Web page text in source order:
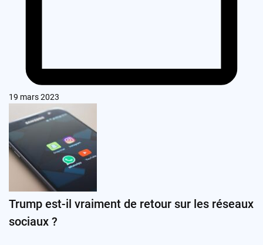
19 mars 2023
Trump est-il vraiment de retour sur les réseaux
sociaux ?